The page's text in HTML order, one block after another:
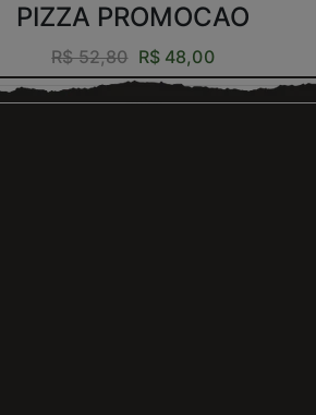
PIZZA PROMOCAO
R$ 52,80 R$ 48,00